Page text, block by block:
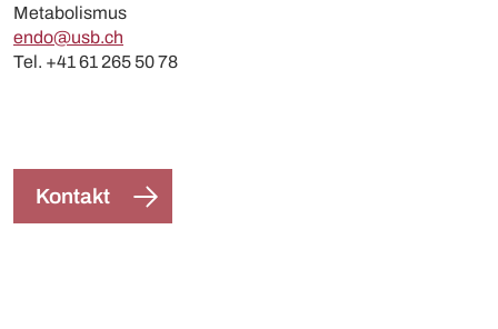
Metabolismus
endo@usb.ch
Tel. +41 61 265 50 78
Kontakt